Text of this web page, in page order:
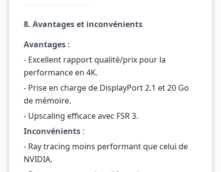
8. Avantages et inconvénients
Avantages:
- Excellent rapport qualité/prix pour la
performance en 4K.
- Prise en charge de DisplayPort 2.1 et 20 Go
de mémoire.
- Upscaling efficace avec FSR 3.
Inconvénients:
- Ray tracing moins performant que celui de
NVIDIA.